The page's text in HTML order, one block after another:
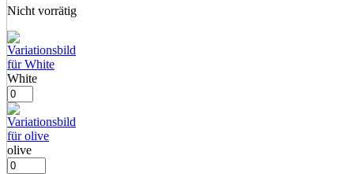
Nicht vorrätig
White
olive